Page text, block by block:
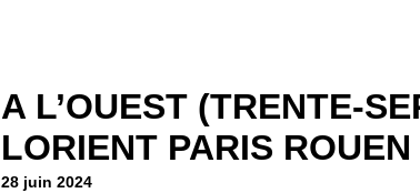
A L’OUEST (TRENTE-
LORIENT PARIS ROUEN
28 juin 2024